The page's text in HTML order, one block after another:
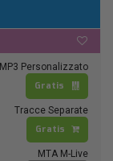
MP3 Personalizzato
Gratis
Tracce Separate
Gratis
MTA M-Live